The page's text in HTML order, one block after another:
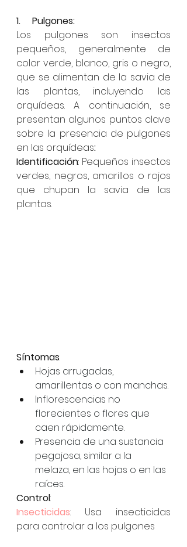
1.     Pulgones:
Los pulgones son insectos
pequeños, generalmente de
color verde, blanco, gris o negro,
que se alimentan de la savia de
las plantas, incluyendo las
orquídeas. A continuación, se
presentan algunos puntos clave
sobre la presencia de pulgones
en las orquídeas:
Identificación: Pequeños insectos
verdes, negros, amarillos o rojos
que chupan la savia de las
plantas.
Síntomas:
Hojas arrugadas,
amarillentas o con manchas.
Inflorescencias no
florecientes o flores que
caen rápidamente.
Presencia de una sustancia
pegajosa, similar a la
melaza, en las hojas o en las
raíces.
Control:
Insecticidas: Usa insecticidas
para controlar a los pulgones